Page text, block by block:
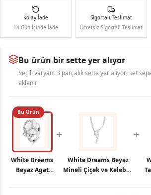
Kolay İade
14 Gün İçinde İade
Sigortalı Teslimat
Ücretsiz Sigortalı Teslimat
Bu ürün bir sette yer alıyor
Seçili varyant 3 parçalık sette yer alıyor; set
eklenir.
Bu Ürün
White Dreams
Beyaz Agat
Yüzük
+
White Dreams Beyaz
Mineli Çiçek ve Kelebek
Kolye
+